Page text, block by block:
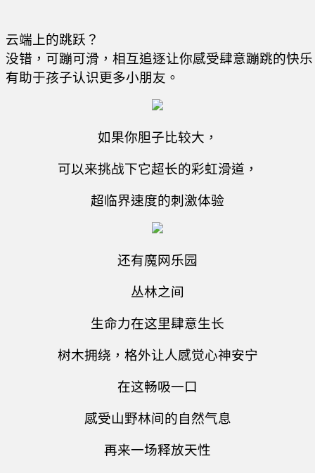
云端上的跳跃？
没错，可蹦可滑，相互追逐让你感受肆意蹦跳的快
如果你胆子比较大，
可以来挑战下它超长的彩虹滑道，
超临界速度的刺激体验
还有魔网乐园
丛林之间
生命力在这里肆意生长
树木拥绕，格外让人感觉心神安宁
在这畅吸一口
感受山野林间的自然气息
再来一场释放天性